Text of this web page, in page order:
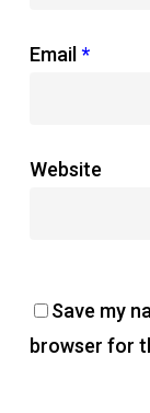
Email*
Website
Save my
browser for